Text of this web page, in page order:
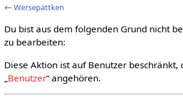
←Wersepättken
Du bist aus dem folgenden Grund nicht
zu bearbeiten:
Diese Aktion ist auf Benutzer beschränkt,
Benutzer“ angehören.